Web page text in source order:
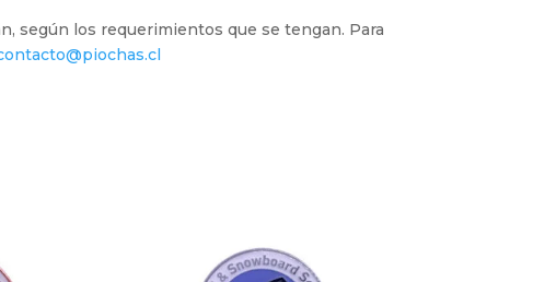
según los requerimientos que se tengan. Para